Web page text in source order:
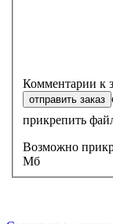
Комментарии к
прикрепить
Возможно
Мб